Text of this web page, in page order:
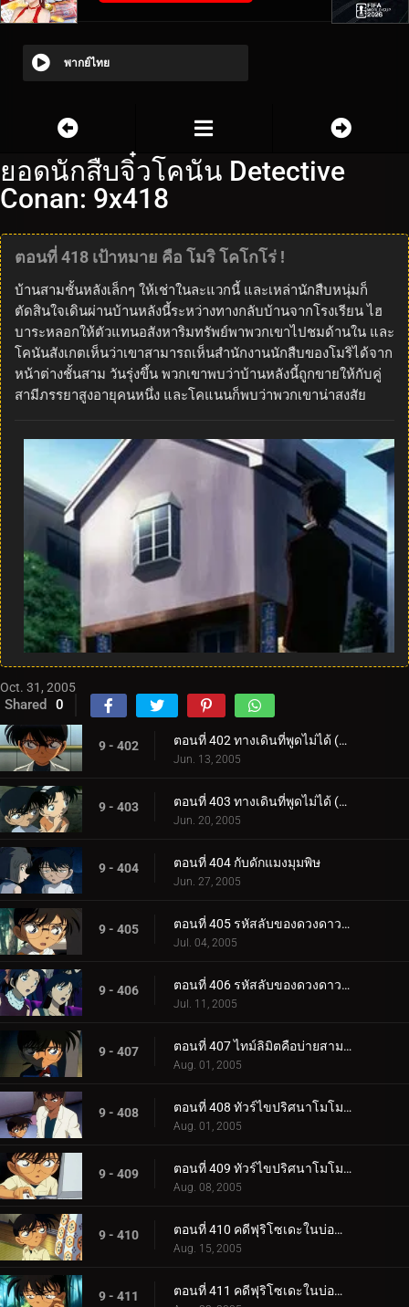
พากย์ไทย
ยอดนักสืบจิ๋วโคนัน Detective
Conan: 9x418
ตอนที่ 418 เป้าหมาย คือ โมริ โคโกโร่ !
บ้านสามชั้นหลังเล็กๆ ให้เช่าในละแวกนี้ และเหล่านักสืบหนุ่มก็
ตัดสินใจเดินผ่านบ้านหลังนี้ระหว่างทางกลับบ้านจากโรงเรียน ไฮ
บาระหลอกให้ตัวแทนอสังหาริมทรัพย์พาพวกเขาไปชมด้านใน และ
โคนันสังเกตเห็นว่าเขาสามารถเห็นสำนักงานนักสืบของโมริได้จาก
หน้าต่างชั้นสาม วันรุ่งขึ้น พวกเขาพบว่าบ้านหลังนี้ถูกขายให้กับคู่
สามีภรรยาสูงอายุคนหนึ่ง และโคแนนก็พบว่าพวกเขาน่าสงสัย
Oct. 31, 2005
Shared 0
9 - 402 ตอนที่ 402 ทางเดินที่พูดไม่ได้ (ตอนแรก)
Jun. 13, 2005
9 - 403 ตอนที่ 403 ทางเดินที่พูดไม่ได้ (ตอนจบ)
Jun. 20, 2005
9 - 404 ตอนที่ 404 กับดักแมงมุมพิษ
Jun. 27, 2005
9 - 405 ตอนที่ 405 รหัสลับของดวงดาวและบุหรี่ (ตอนแรก)
Jul. 04, 2005
9 - 406 ตอนที่ 406 รหัสลับของดวงดาวและบุหรี่ (ตอนจบ)
Jul. 11, 2005
9 - 407 ตอนที่ 407 ไทม์ลิมิตคือบ่ายสามโมง
Aug. 01, 2005
9 - 408 ตอนที่ 408 ทัวร์ไขปริศนาโมโมทาโร่ (ตอนแรก)
Aug. 01, 2005
9 - 409 ตอนที่ 409 ทัวร์ไขปริศนาโมโมทาโร่ (ตอนจบ)
Aug. 08, 2005
9 - 410 ตอนที่ 410 คดีฟุริโซเดะในบ่อน้ำแร่กลางหิมะ (ตอนแรก)
Aug. 15, 2005
9 - 411 ตอนที่ 411 คดีฟุริโซเดะในบ่อน้ำแร่กลางหิมะ (ตอนจบ)